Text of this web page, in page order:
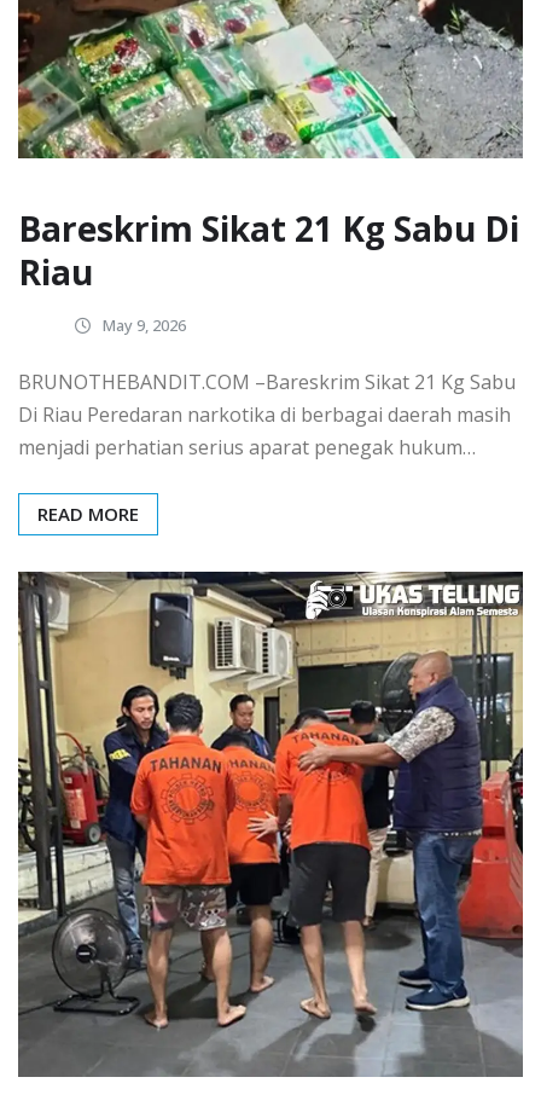
Bareskrim Sikat 21 Kg Sabu Di
Riau
May 9, 2026
BRUNOTHEBANDIT.COM –Bareskrim Sikat 21 Kg Sabu
Di Riau Peredaran narkotika di berbagai daerah masih
menjadi perhatian serius aparat penegak hukum…
READ MORE